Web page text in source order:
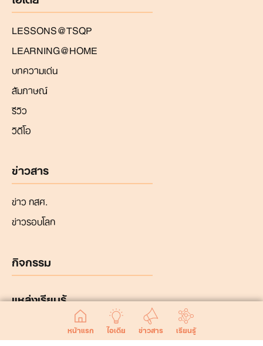
หน้าแรก ไอเดีย ข่าวสาร เรียนรู้
LESSONS@TSQP
LEARNING@HOME
บทความเด่น
สัมภาษณ์
รีวิว
วิดีโอ
ข่าวสาร
ข่าว กสศ.
ข่าวรอบโลก
กิจกรรม
แหล่งเรียนรู้